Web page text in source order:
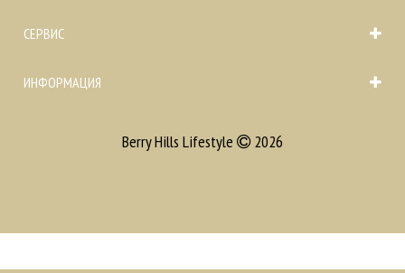
СЕРВИС
ИНФОРМАЦИЯ
Berry Hills Lifestyle 2026